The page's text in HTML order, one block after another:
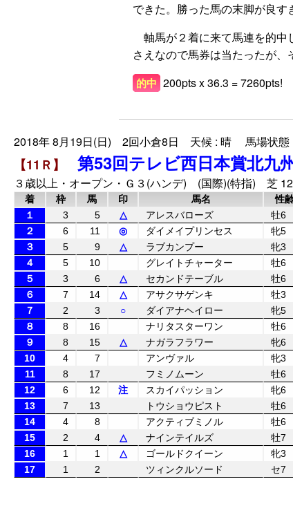
できた。勝った馬の末脚が良す
軸馬が２着に来て馬連を的中
さえなので馬券は当たったが、
的中 200pts x 36.3 = 7260pts!
2018年 8月19日(日) 2回小倉8日 天候 : 晴 馬場状態
【11Ｒ】 第53回テレビ西日本賞北九
３歳以上・オープン・Ｇ３(ハンデ) (国際)(特指) 芝
着 枠 馬 印 馬名 性
１
3 5 △ アレスバローズ 牡6
２
6 11 ◎ ダイメイプリンセス 牝5
３
5 9 △ ラブカンプー 牝3
４
5 10 グレイトチャーター 牡6
５
3 6 △ セカンドテーブル 牡6
６
7 14 △ アサクサゲンキ 牡3
７
2 3 ○ ダイアナヘイロー 牝5
８
8 16 ナリタスターワン 牡6
９
8 15 △ ナガラフラワー 牝6
10
4 7 アンヴァル 牝3
11
8 17 フミノムーン 牡6
12
6 12 注 スカイパッション 牝6
13
7 13 トウショウピスト 牡6
14
4 8 アクティブミノル 牡6
15
2 4 △ ナインテイルズ 牡7
16
1 1 △ ゴールドクイーン 牝3
17
1 2 ツィンクルソード セ7